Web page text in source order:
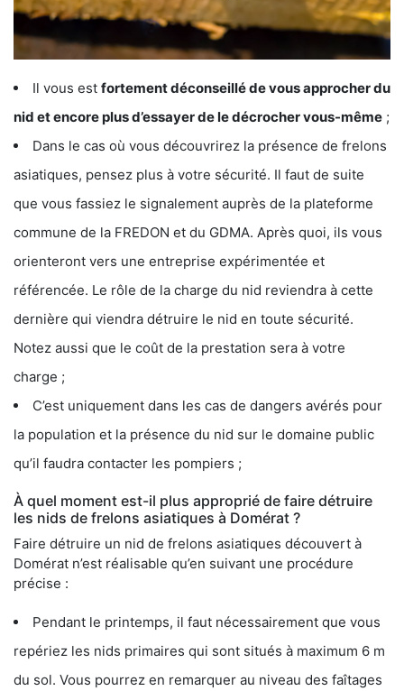
Il vous est fortement déconseillé de vous approcher du
nid et encore plus d’essayer de le décrocher vous-même ;
Dans le cas où vous découvrirez la présence de frelons
asiatiques, pensez plus à votre sécurité. Il faut de suite
que vous fassiez le signalement auprès de la plateforme
commune de la FREDON et du GDMA. Après quoi, ils vous
orienteront vers une entreprise expérimentée et
référencée. Le rôle de la charge du nid reviendra à cette
dernière qui viendra détruire le nid en toute sécurité.
Notez aussi que le coût de la prestation sera à votre
charge ;
C’est uniquement dans les cas de dangers avérés pour
la population et la présence du nid sur le domaine public
qu’il faudra contacter les pompiers ;
À quel moment est-il plus approprié de faire détruire
les nids de frelons asiatiques à Domérat ?
Faire détruire un nid de frelons asiatiques découvert à
Domérat n’est réalisable qu’en suivant une procédure
précise :
Pendant le printemps, il faut nécessairement que vous
repériez les nids primaires qui sont situés à maximum 6 m
du sol. Vous pourrez en remarquer au niveau des faîtages